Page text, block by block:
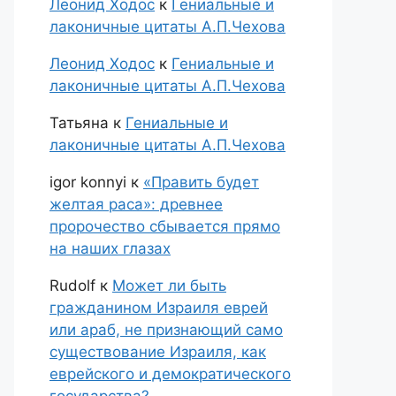
Леонид Ходос к Гениальные и
лаконичные цитаты А.П.Чехова
Леонид Ходос к Гениальные и
лаконичные цитаты А.П.Чехова
Татьяна к Гениальные и
лаконичные цитаты А.П.Чехова
igor konnyi к «Править будет
желтая раса»: древнее
пророчество сбывается прямо
на наших глазах
Rudolf к Может ли быть
гражданином Израиля еврей
или араб, не признающий само
существование Израиля, как
еврейского и демократического